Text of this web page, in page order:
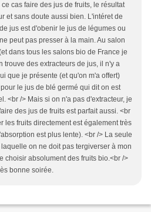
cas faire des jus de fruits, le résultat
et sans doute aussi bien. L'intéret de
jus est d'obenir le jus de légumes ou
peut pas presser à la main. Au salon
dans tous les salons bio de France je
trouve des extracteurs de jus, il n'y a
que je présente (et qu'on m'a offert)
le jus de blé germé qui dit on est
<br /> Mais si on n'a pas d'extracteur, je
des jus de fruits est parfait aussi. <br
les fruits directement est également très
est plus lente). <br /> La seule
on ne doit pas tergiverser à mon
choisir absolument des fruits bio.<br />
bonne soirée.